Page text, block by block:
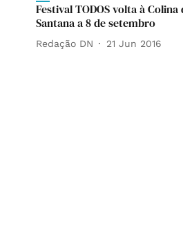
Festival TODOS volta à Colina
Santana a 8 de setembro
Redação DN 21 Jun 2016